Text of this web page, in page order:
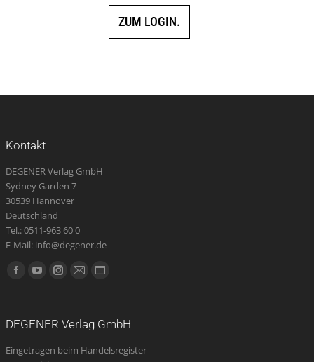
5.00von 5
ZUM LOGIN.
Kontakt
DEGENER Verlag GmbH
Sydney Garden 7
30539 Hannover
Deutschland
Tel.: 0511-963 60 0
E-Mail: info@degener.de
Finden Sie uns auf:
Facebook
new
YouTube
new
Instagram
new
E-
opens
in
Website
new
DEGENER Verlag GmbH
Eingetragen beim Handelsregister